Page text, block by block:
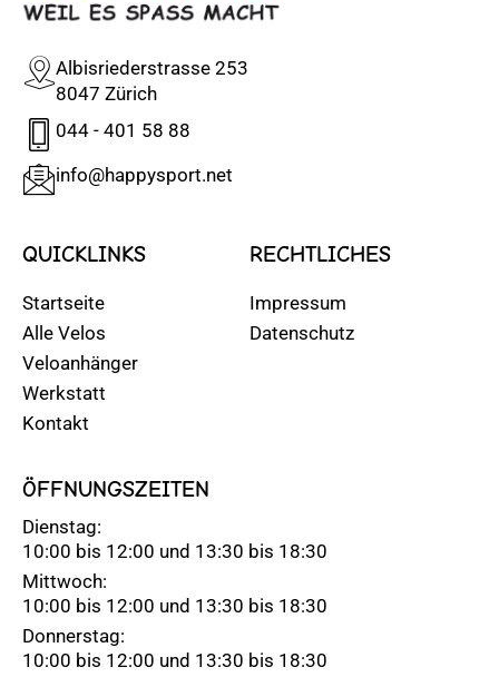
Albisriederstrasse 253
8047 Zürich
044 - 401 58 88
info@happysport.net
QUICKLINKS
Startseite
Alle Velos
Veloanhänger
Werkstatt
Kontakt
RECHTLICHES
Impressum
Datenschutz
ÖFFNUNGSZEITEN
Dienstag:
10:00 bis 12:00 und 13:30 bis 18:30
Mittwoch:
10:00 bis 12:00 und 13:30 bis 18:30
Donnerstag:
10:00 bis 12:00 und 13:30 bis 18:30